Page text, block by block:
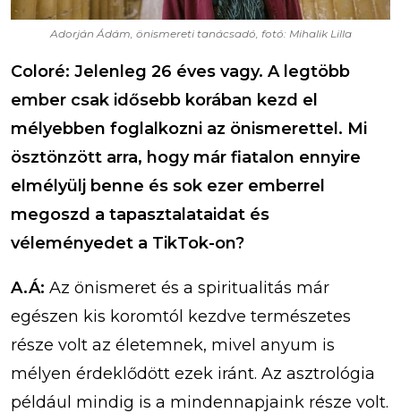
Adorján Ádám, önismereti tanácsadó, fotó: Mihalik Lilla
Coloré: Jelenleg 26 éves vagy. A legtöbb
ember csak idősebb korában kezd el
mélyebben foglalkozni az önismerettel. Mi
ösztönzött arra, hogy már fiatalon ennyire
elmélyülj benne és sok ezer emberrel
megoszd a tapasztalataidat és
véleményedet a TikTok-on?
A.Á: Az önismeret és a spiritualitás már
egészen kis koromtól kezdve természetes
része volt az életemnek, mivel anyum is
mélyen érdeklődött ezek iránt. Az asztrológia
például mindig is a mindennapjaink része volt.